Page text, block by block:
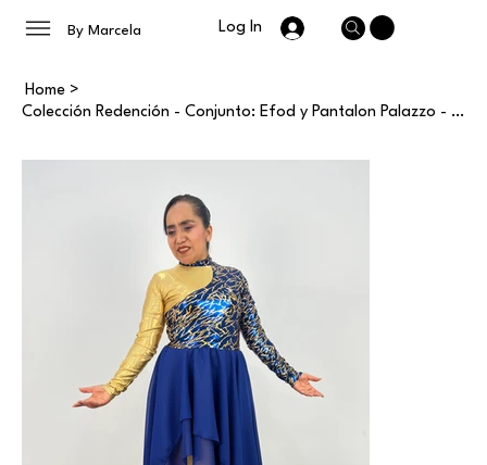
By Marcela Log In
Home >
Colección Redención - Conjunto: Efod y Pantalon Palazzo - Plus Size